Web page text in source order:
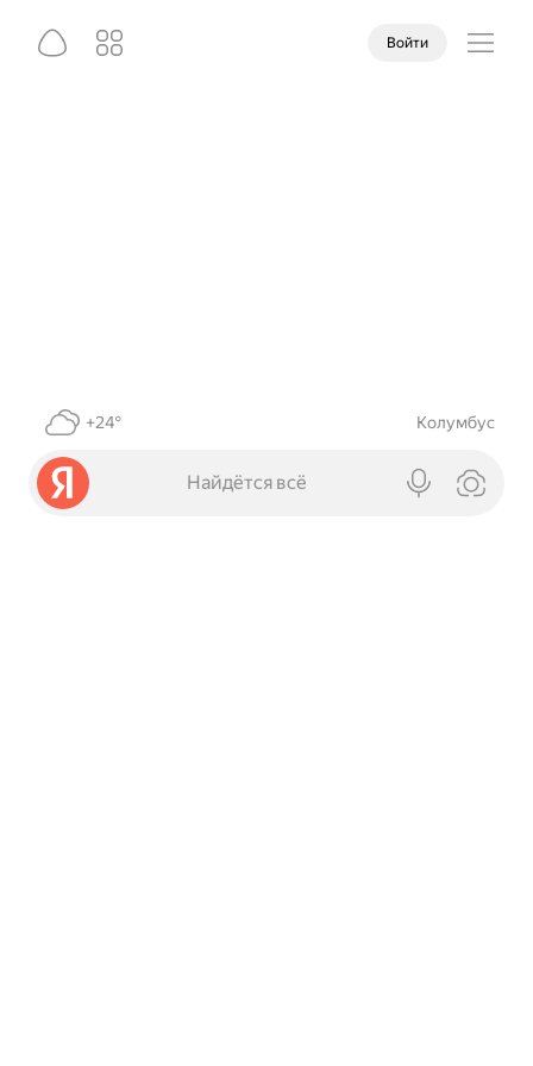
Войти
+24° Колумбус
Найдётся всё